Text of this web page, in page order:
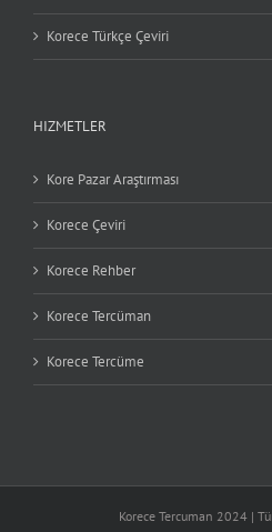
Korece Türkçe Çeviri
HIZMETLER
Kore Pazar Araştırması
Korece Çeviri
Korece Rehber
Korece Tercüman
Korece Tercüme
Korece Tercuman 2024 |